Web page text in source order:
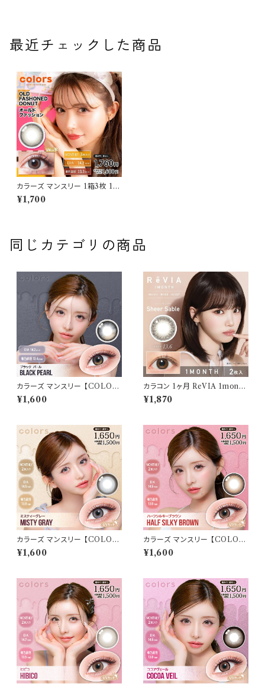
最近チェックした商品
カラーズ マンスリー 1箱3枚 14.
2mm/14.5mm 一条響 度なし
コンタクトレンズ colors 1mon
¥1,700
同じカテゴリの商品
カラーズ マンスリー 【COLOR：
ブラックパール】 【1箱2枚入】【
一条響 イメージモデル 】 韓国
トレンズ
¥1,600
カラコン 1ヶ月 ReVIA 1month
【 COLOR：シアーセーブル】カ
ラコン 1ヶ月 １箱２枚 度あり 度
い
¥1,870
カラーズ マンスリー 【COLOR：
ミスティーグレー】 【1箱2枚入】【
一条響 イメージモデル 】 韓国
トレンズ
¥1,600
カラーズ マンスリー 【COLOR：
ハーフシルキーブラウン】 【1箱2
枚入】【 一条響 イメージモデル
ンタクトレンズ
¥1,600